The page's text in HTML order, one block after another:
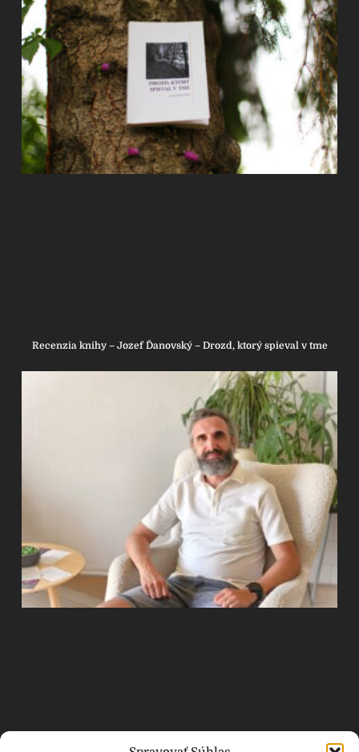
Recenzia knihy – Jozef Ďanovský – Drozd, ktorý spieval v tme